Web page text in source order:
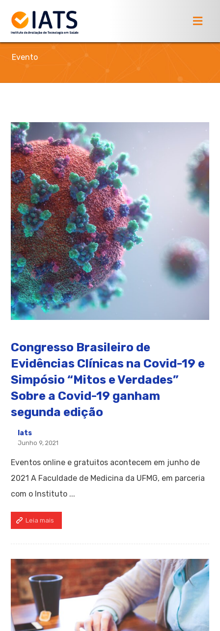
Evento
Congresso Brasileiro de
Evidências Clínicas na Covid-19 e
Simpósio “Mitos e Verdades”
Sobre a Covid-19 ganham
segunda edição
Iats
Junho 9, 2021
Eventos online e gratuitos acontecem em junho de
2021 A Faculdade de Medicina da UFMG, em parceria
com o Instituto ...
Leia mais